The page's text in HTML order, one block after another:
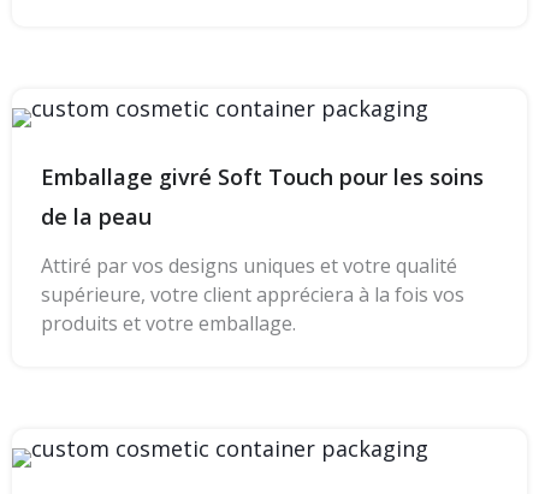
Emballage givré Soft Touch pour les soins
de la peau
Attiré par vos designs uniques et votre qualité
supérieure, votre client appréciera à la fois vos
produits et votre emballage.